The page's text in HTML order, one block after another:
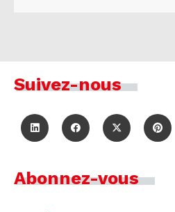
Suivez-nous
Abonnez-vous